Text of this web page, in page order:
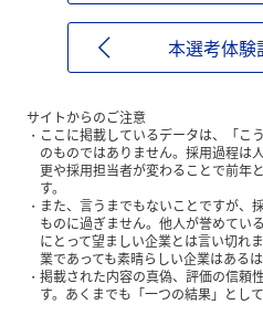
本選考体験
サイトからのご注意
ここに掲載しているデータは、「こ
のものではありません。採用過程は
更や採用担当者が変わることで前年
す。
また、言うまでもないことですが、
ものに過ぎません。他人が誉めてい
にとって望ましい企業とは言い切れ
業であっても素晴らしい企業はあるは
掲載された内容の真偽、評価の信頼
す。あくまでも「一つの結果」とし